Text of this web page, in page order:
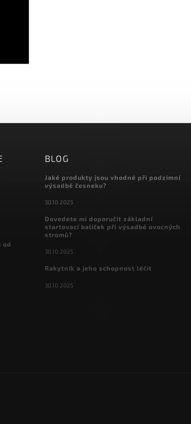
od
BLOG
Jaké produkty jsou vhodné při podzimní
výsadbě česneku?
30.10.2025
Dovedete mi doporučit základní
startovací balíček při výsadbě ovocných
stromů?
30.10.2025
Rakytník a jeho schopnost léčit
30.10.2025